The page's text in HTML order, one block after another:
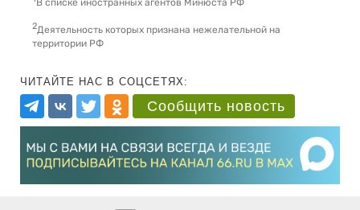
2Деятельность которых признана нежелательной на
территории РФ
ЧИТАЙТЕ НАС В СОЦСЕТЯХ:
Сообщить новость